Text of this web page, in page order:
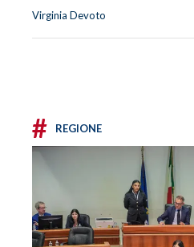
Virginia Devoto
# REGIONE